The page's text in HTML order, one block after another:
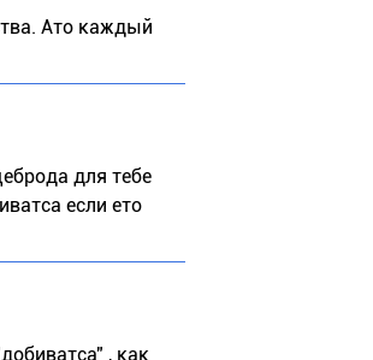
Ато каждый
для тебе
если ето
, как